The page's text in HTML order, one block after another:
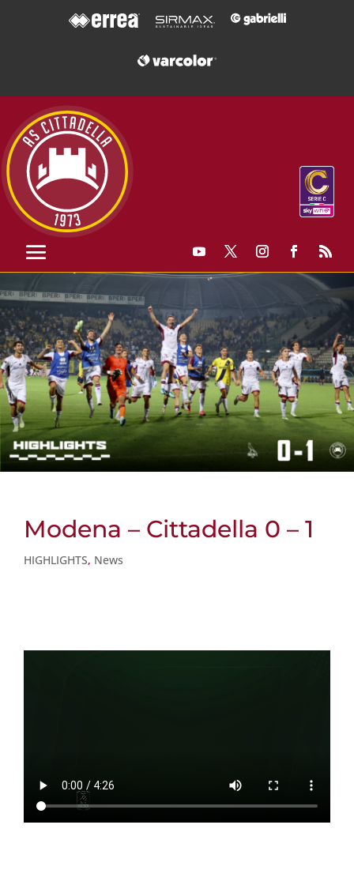
Modena – Cittadella 0 – 1
HIGHLIGHTS, News